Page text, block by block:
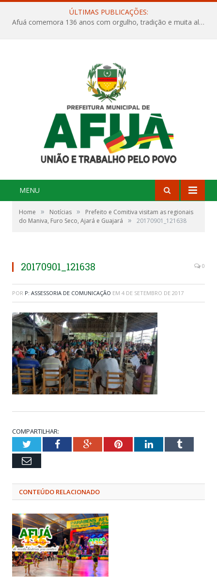
ÚLTIMAS PUBLICAÇÕES:
Afuá comemora 136 anos com orgulho, tradição e muita alegria na Quadra Dr. Nelson Salomão
MENU
Home » Notícias »
Prefeito e Comitiva visitam as regionais
do Maniva, Furo Seco, Ajará e Guajará
» 20170901_121638
20170901_121638 0
POR P: ASSESSORIA DE COMUNICAÇÃO EM 4 DE SETEMBRO DE 2017
COMPARTILHAR:
TwitterFacebookGoogle+PinterestLinkedInTumblr
Email
CONTEÚDO RELACIONADO